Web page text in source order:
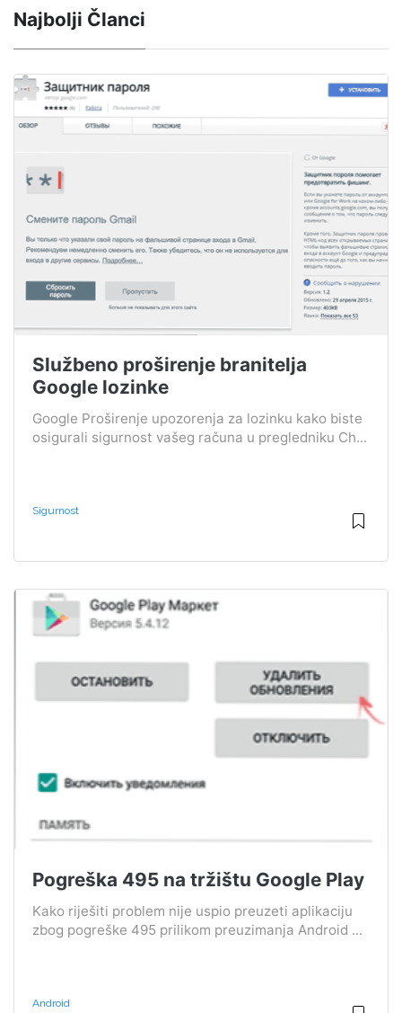
Najbolji Članci
Službeno proširenje branitelja
Google lozinke
Google Proširenje upozorenja za lozinku kako biste
osigurali sigurnost vašeg računa u pregledniku Ch...
Sigurnost
Pogreška 495 na tržištu Google Play
Kako riješiti problem nije uspio preuzeti aplikaciju
zbog pogreške 495 prilikom preuzimanja Android ...
Android